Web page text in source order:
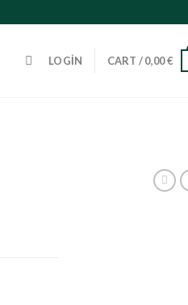
LOGIN CART /0,00€